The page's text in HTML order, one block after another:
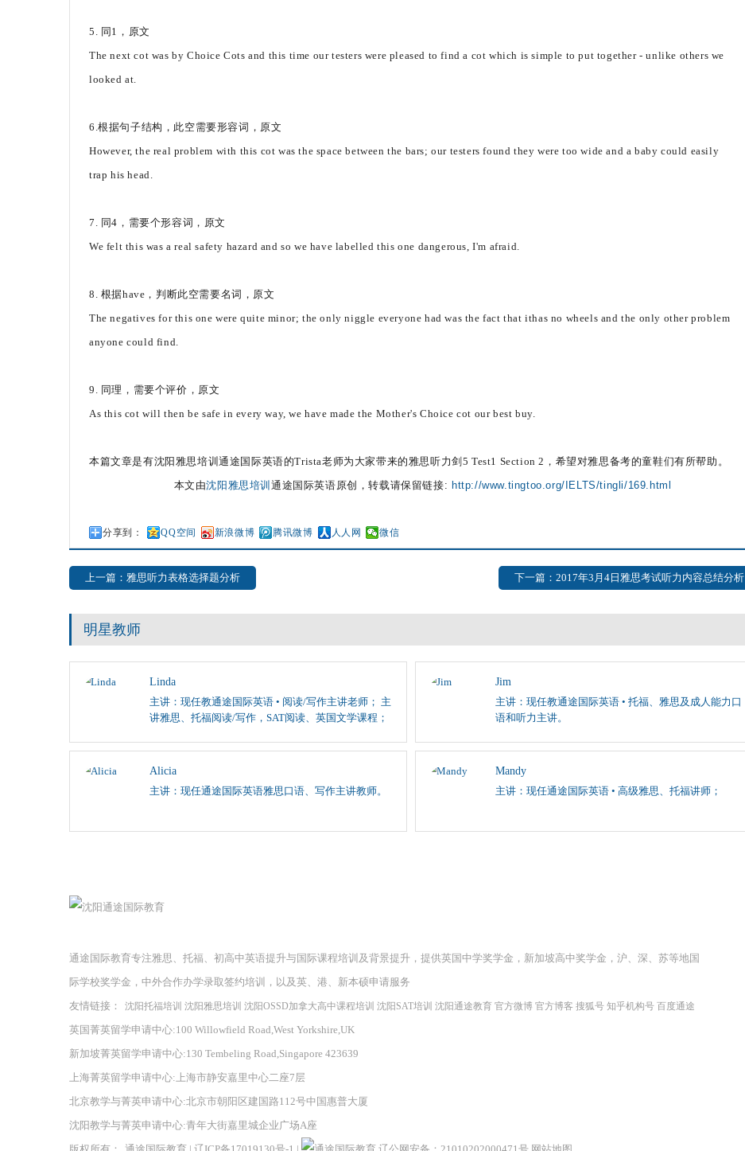
5. 同1，原文
The next cot was by Choice Cots and this time our testers were pleased to find a cot which is simple to put together - unlike others we
looked at.
6.根据句子结构，此空需要形容词，原文
However, the real problem with this cot was the space between the bars; our testers found they were too wide and a baby could easily
trap his head.
7. 同4，需要个形容词，原文
We felt this was a real safety hazard and so we have labelled this one dangerous, I'm afraid.
8. 根据have，判断此空需要名词，原文
The negatives for this one were quite minor; the only niggle everyone had was the fact that ithas no wheels and the only other problem
anyone could find.
9. 同理，需要个评价，原文
As this cot will then be safe in every way, we have made the Mother's Choice cot our best buy.
本篇文章是有沈阳雅思培训通途国际英语的Trista老师为大家带来的雅思听力剑5 Test1 Section 2，希望对雅思备考的童鞋们有所帮助。
本文由沈阳雅思培训通途国际英语原创，转载请保留链接: http://www.tingtoo.org/IELTS/tingli/169.html
分享到： QQ空间 新浪微博 腾讯微博 人人网 微信
上一篇：雅思听力表格选择题分析 下一篇：2017年3月4日雅思考试听力内容总结分析
明星教师
Linda
主讲：现任教通途国际英语 • 阅读/写作主讲老师； 主
讲雅思、托福阅读/写作，SAT阅读、英国文学课程；
Jim
主讲：现任教通途国际英语 • 托福、雅思及成人能力口
语和听力主讲。
Alicia
主讲：现任通途国际英语雅思口语、写作主讲教师。
Mandy
主讲：现任通途国际英语 • 高级雅思、托福讲师；
通途国际教育专注雅思、托福、初高中英语提升与国际课程培训及背景提升，提供英国中学奖学金，新加坡高中奖学金，沪、深、苏等地国
际学校奖学金，中外合作办学录取签约培训，以及英、港、新本硕申请服务
友情链接：
沈阳托福培训 沈阳雅思培训 沈阳OSSD加拿大高中课程培训 沈阳SAT培训 沈阳通途教育 官方微博 官方博客 搜狐号 知乎机构号 百度通途
英国菁英留学申请中心:100 Willowfield Road,West Yorkshire,UK
新加坡菁英留学申请中心:130 Tembeling Road,Singapore 423639
上海菁英留学申请中心:上海市静安嘉里中心二座7层
北京教学与菁英申请中心:北京市朝阳区建国路112号中国惠普大厦
沈阳教学与菁英申请中心:青年大街嘉里城企业广场A座